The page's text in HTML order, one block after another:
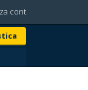
cont